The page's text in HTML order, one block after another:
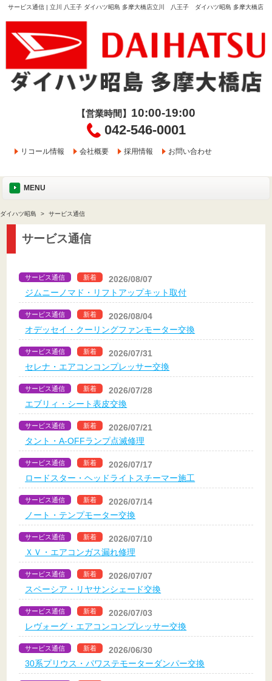
サービス通信 | 立川 八王子 ダイハツ昭島 多摩大橋店立川 八王子 ダイハツ昭島 多摩大橋店
【営業時間】 10:00-19:00
042-546-0001
リコール情報 会社概要 採用情報 お問い合わせ
MENU
ダイハツ昭島 サービス通信
サービス通信
サービス通信 新着
2026/08/07
ジムニーノマド・リフトアップキット取付
サービス通信 新着
2026/08/04
オデッセイ・クーリングファンモーター交換
サービス通信 新着
2026/07/31
セレナ・エアコンコンプレッサー交換
サービス通信 新着
2026/07/28
エブリィ・シート表皮交換
サービス通信 新着
2026/07/21
タント・A-OFFランプ点滅修理
サービス通信 新着
2026/07/17
ロードスター・ヘッドライトスチーマー施工
サービス通信 新着
2026/07/14
ノート・テンプモーター交換
サービス通信 新着
2026/07/10
ＸＶ・エアコンガス漏れ修理
サービス通信 新着
2026/07/07
スペーシア・リヤサンシェード交換
サービス通信 新着
2026/07/03
レヴォーグ・エアコンコンプレッサー交換
サービス通信 新着
2026/06/30
30系プリウス・パワステモーターダンパー交換